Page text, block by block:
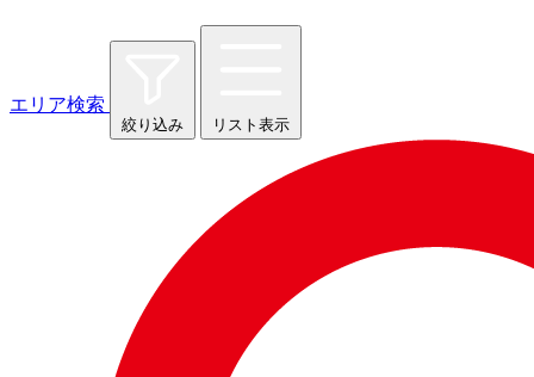
エリア検索
絞り込み リスト表示